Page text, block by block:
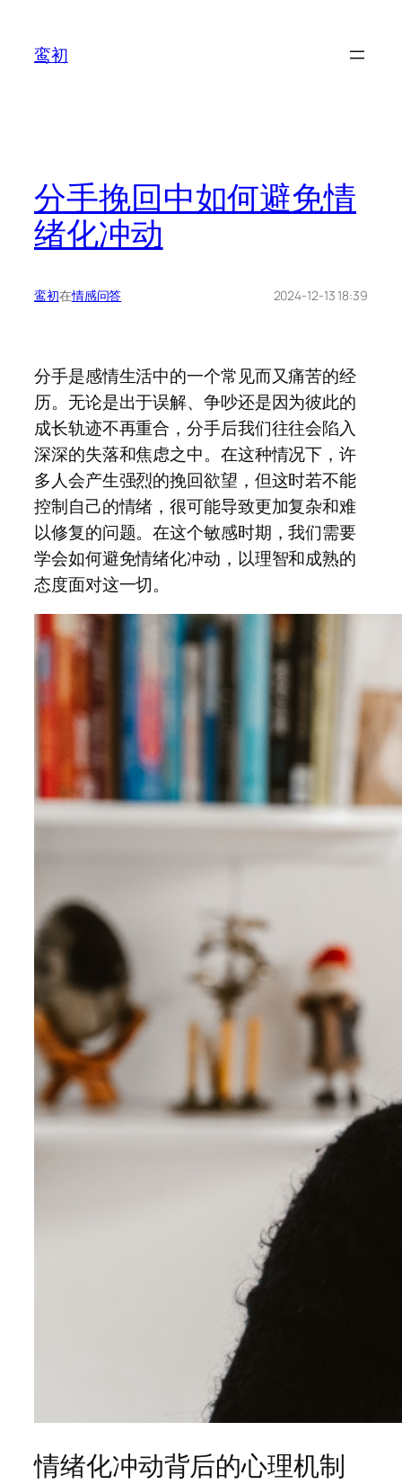
鸾初
分手挽回中如何避免情
绪化冲动
鸾初在情感问答 2024-12-13 18:39
分手是感情生活中的一个常见而又痛苦的经
历。无论是出于误解、争吵还是因为彼此的
成长轨迹不再重合，分手后我们往往会陷入
深深的失落和焦虑之中。在这种情况下，许
多人会产生强烈的挽回欲望，但这时若不能
控制自己的情绪，很可能导致更加复杂和难
以修复的问题。在这个敏感时期，我们需要
学会如何避免情绪化冲动，以理智和成熟的
态度面对这一切。
情绪化冲动背后的心理机制